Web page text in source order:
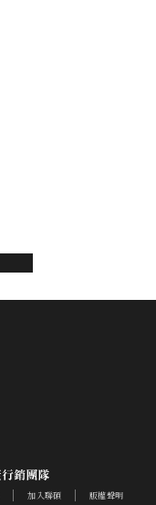
加入聯碩 版權聲明